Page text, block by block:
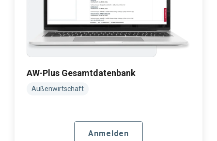
AW-Plus Gesamtdatenbank
Außenwirtschaft
Anmelden